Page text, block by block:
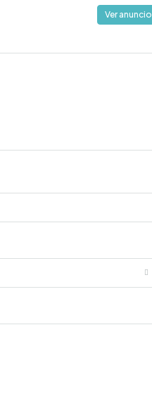
Ver anuncio